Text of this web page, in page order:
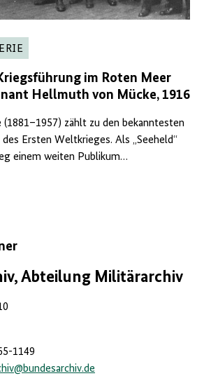
im Roten Meer
Hellmuth von Mücke, 1916
zählt zu den bekanntesten
Ersten Weltkrieges. Als „Seeheld“
einem weiten Publikum…
Abteilung Militärarchiv
1149
@bundesarchiv.de